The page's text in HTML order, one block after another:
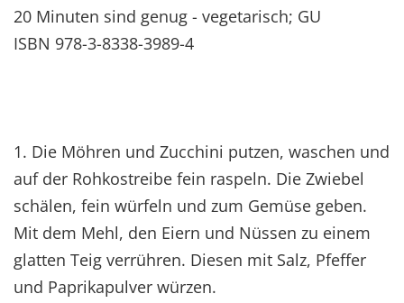
20 Minuten sind genug - vegetarisch; GU
ISBN 978-3-8338-3989-4
1. Die Möhren und Zucchini putzen, waschen und
auf der Rohkostreibe fein raspeln. Die Zwiebel
schälen, fein würfeln und zum Gemüse geben.
Mit dem Mehl, den Eiern und Nüssen zu einem
glatten Teig verrühren. Diesen mit Salz, Pfeffer
und Paprikapulver würzen.